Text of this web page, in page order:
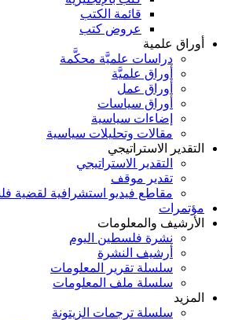
قائمة الكتب
عروض كتب
أوراق علمية
دراسات علميَّة محكَّمة
أوراق علميَّة
أوراق عمل
أوراق سياسات
إضاءات سياسية
مقالات وتحليلات سياسية
التقدير الاستراتيجي
التقدير الاستراتيجي
تقدير موقف
مقاطع فيديو استشرافية لقضية
مؤتمرات
الأرشيف والمعلومات
نشرة فلسطين اليوم
أرشيف النشرة
سلسلة تقرير المعلومات
سلسلة ملف المعلومات
المزيد
سلسلة ترجمات الزيتونة